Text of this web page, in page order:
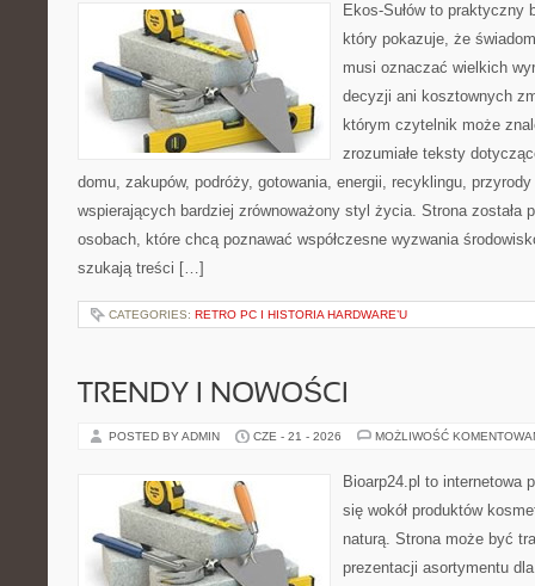
Ekos-Sułów to praktyczny
który pokazuje, że
musi oznaczać wielkich
decyzji ani kosztownych
którym czytelnik może
zrozumiałe teksty
domu, zakupów, podróży, gotowania, energii, recyklingu,
wspierających bardziej zrównoważony styl życia. Strona została
osobach, które chcą poznawać współczesne wyzwania
szukają treści […]
CATEGORIES: RETRO PC I HISTORIA HARDWARE’U
TRENDY I NOWOŚCI
POSTED BY ADMIN CZE - 21 - 2026 MOŻLIWOŚĆ
Bioarp24.pl to internetowa
się wokół produktów
naturą. Strona może być
prezentacji asortymentu